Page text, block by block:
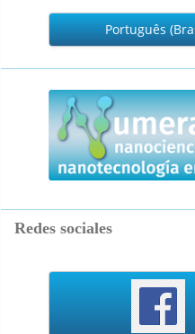
Português
numeralia
Redes sociales